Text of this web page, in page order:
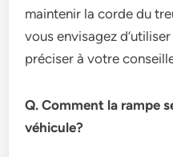
maintenir la corde du
vous envisagez
préciser à votre
Q. Comment la rampe
véhicule?